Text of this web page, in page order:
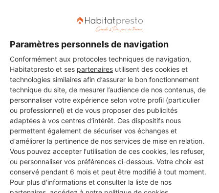
Paramètres personnels de navigation
Conformément aux protocoles techniques de navigation,
Habitatpresto et ses partenaires utilisent des cookies et
technologies similaires afin d’assurer le bon fonctionnement
technique du site, de mesurer l’audience de nos contenus, de
personnaliser votre expérience selon votre profil (particulier
ou professionnel) et de vous proposer des publicités
adaptées à vos centres d’intérêt. Ces dispositifs nous
permettent également de sécuriser vos échanges et
d'améliorer la pertinence de nos services de mise en relation.
Vous pouvez accepter l'utilisation de ces cookies, les refuser,
ou personnaliser vos préférences ci-dessous. Votre choix est
conservé pendant 6 mois et peut être modifié à tout moment.
Pour plus d'informations et consulter la liste de nos
CHERCHER ?
Vous souhaitez réaliser des travaux et ne savez quel professionnel
professionnels partout en France.
DEMANDER UN DEVIS